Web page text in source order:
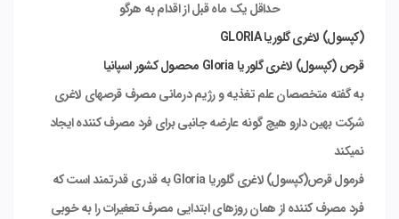
حداقل یک ماه قبل از اقدام به هرگو
(کپسول) لاغری گلوریا GLORIA
قرص (کپسول) لاغری گلوریا Gloria محصول کشور اسپانیا
به گفته متخصصان علم تغذیه و رژیم درمانی مصرف قرصهای لاغری
شرکت بهین دارو هیچ گونه عارضه جانبی برای فرد مصرف کننده ایجاد
نمیکند
فرمول قرص(کپسول) لاغری گلوریا Gloria به قدری قدرتمند است که
فرد مصرف کننده از همان روزهای ابتدایی مصرف تعغیرات را به خوبی